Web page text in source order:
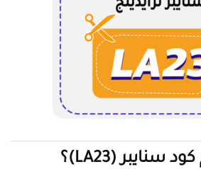
شلون تستخدم كود سنايبر (LA23)؟